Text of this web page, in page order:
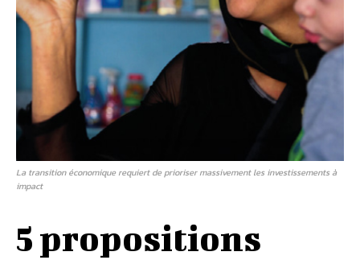
La transition économique requiert de prioriser massivement les investissements à
impact
5 propositions